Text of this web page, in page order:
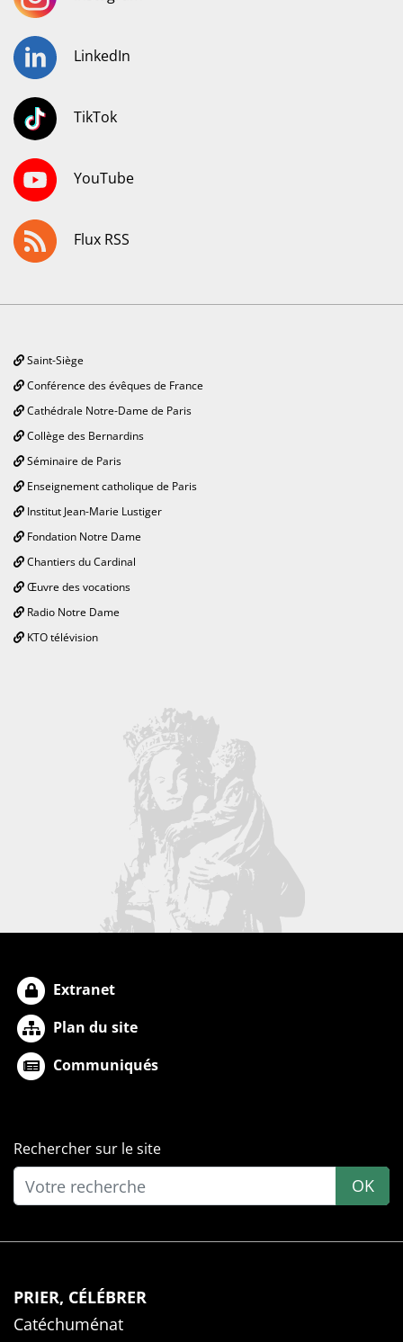
LinkedIn
TikTok
YouTube
Flux RSS
Saint-Siège
Conférence des évêques de France
Cathédrale Notre-Dame de Paris
Collège des Bernardins
Séminaire de Paris
Enseignement catholique de Paris
Institut Jean-Marie Lustiger
Fondation Notre Dame
Chantiers du Cardinal
Œuvre des vocations
Radio Notre Dame
KTO télévision
Extranet
Plan du site
Communiqués
Rechercher sur le site
OK
PRIER, CÉLÉBRER
Catéchuménat